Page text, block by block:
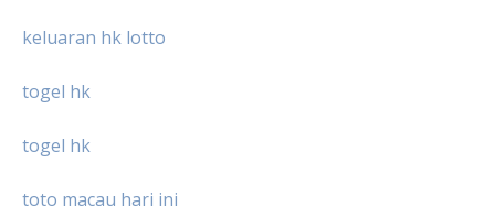
keluaran hk lotto
togel hk
togel hk
toto macau hari ini